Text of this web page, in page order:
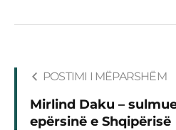
POSTIMI I MËPARSHËM
Mirlind Daku –
epërsinë e Shqipërisë